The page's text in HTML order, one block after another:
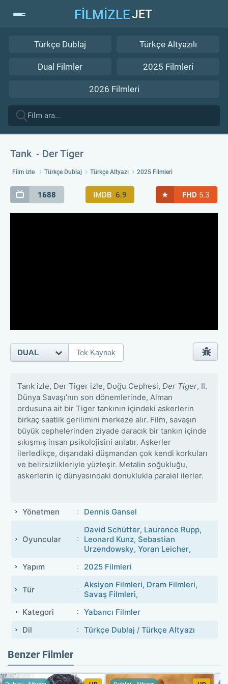
FİLMİZLEJET
Türkçe Dublaj Türkçe Altyazılı
Dual Filmler 2025 Filmleri
2026 Filmleri
Tank Der Tiger
Film izle Türkçe Dublaj Türkçe Altyazı 2025 Filmleri
1688 IMDB 6.9 ★ FHD 5.3
Tank izle, Der Tiger izle, Doğu Cephesi, Der Tiger, II.
Dünya Savaşı’nın son dönemlerinde, Alman
ordusuna ait bir Tiger tankının içindeki askerlerin
birkaç saatlik gerilimini merkeze alır. Film, savaşın
büyük cephelerinden ziyade daracık bir tankın içinde
sıkışmış insan psikolojisini anlatır. Askerler
ilerledikçe, dışarıdaki düşmandan çok kendi korkuları
ve belirsizlikleriyle yüzleşir. Metalin soğukluğu,
askerlerin iç dünyasındaki donuklukla paralel ilerler.
Yönetmen Dennis Gansel
Oyuncular
David Schütter, Laurence Rupp,
Leonard Kunz, Sebastian
Urzendowsky, Yoran Leicher,
Yapım
2025 Filmleri
Tür Aksiyon Filmleri, Dram Filmleri,
Savaş Filmleri,
Kategori
Yabancı Filmler
Dil
Türkçe Dublaj / Türkçe Altyazı
DUAL Tek Kaynak
Benzer Filmler